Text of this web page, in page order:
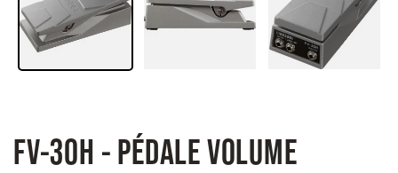
FV-30H - PÉDALE VOLUME